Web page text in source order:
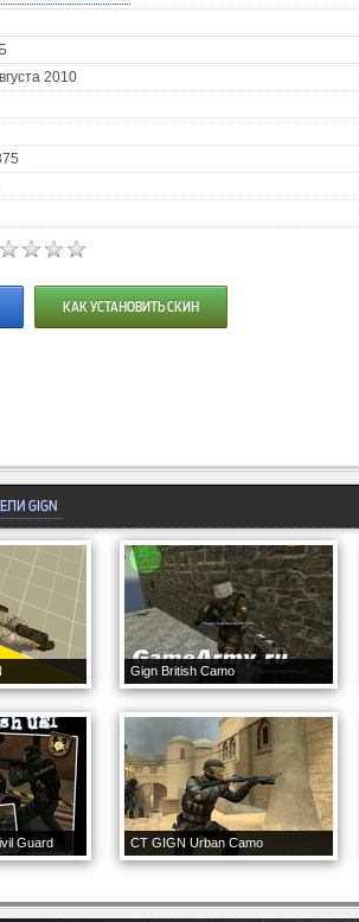
2010
КАК УСТАНОВИТЬ СКИН
GIGN
Gign British Camo
Guard CT GIGN Urban Camo